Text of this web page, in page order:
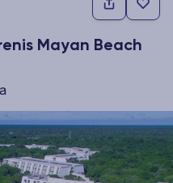
Mayan Beach
image at a time. Use the